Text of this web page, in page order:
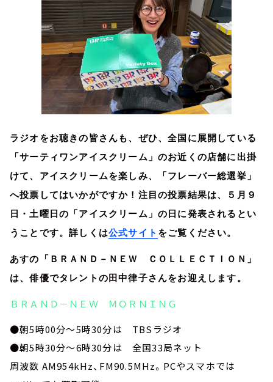
ラジオをお聴きの皆さんも、ぜひ、全国に展開している
「サーティワンアイスクリーム」のお近くの店舗に出掛
けて、アイスクリームを楽しみ、「フレーバー総選挙」
へ投票してはいかがですか！注目の投票結果は、５月９
日・土曜日の「アイスクリーム」の日に発表されるとい
うことです。詳しくは公式サイト をご覧ください。
あすの「ＢＲＡＮＤ－ＮＥＷ ＣＯＬＬＥＣＴＩＯＮ」
は、俳優でタレントの田中律子さんをお迎えします。
ＢＲＡＮＤ－ＮＥＷ ＭＯＲＮＩＮＧ
●朝5時00分～5時30分は TBSラジオ
●朝5時30分～6時30分は 全国33局ネット
周波数 AM954kHz、FM90.5MHz。PCやスマホでは